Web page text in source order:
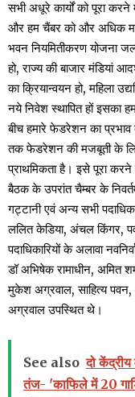
सभी अधूरे कार्यों को पूरा करने
और हम चैंबर को और अधिक
भवन नियमितीकरण योजना
हो, राज्य की बाजार मंडियां
का क्रियान्वयन हो, महिला
नये निवेश स्थापित हों इसका
बीच हमारे फेडरेशन का
तक फेडरेशन की मजबूती के लिए
प्राथमिकता है। इसे पूरा
बैठक के उपरांत चैम्बर के
गट्टानी एवं अन्य सभी
ललित केडिया, अंचल किंगर, पवन
पदाधिकारियों के अलावा
डॉ अभिषेक रामाधीन, अमित
मुकेश अग्रवाल, साहित्य
अग्रवाल उपस्थित थे।
See also दो
तंज- 'काफिले में 20